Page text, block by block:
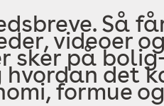
Så
videoer og
sker på
hvordan det
formue og